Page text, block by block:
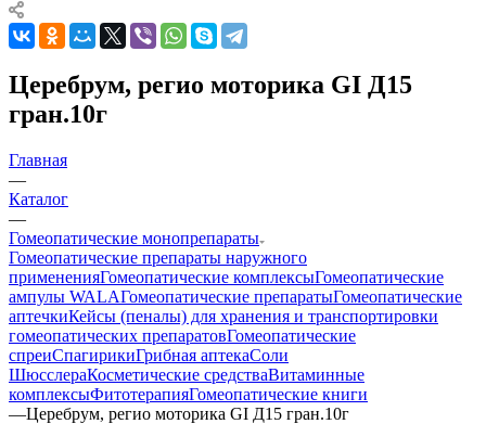
Церебрум, регио моторика GI Д15
гран.10г
Главная
—
Каталог
—
Гомеопатические монопрепараты
Гомеопатические препараты наружного
примененияГомеопатические комплексыГомеопатические
ампулы WALAГомеопатические препаратыГомеопатические
аптечкиКейсы (пеналы) для хранения и транспортировки
гомеопатических препаратовГомеопатические
спреиСпагирикиГрибная аптекаСоли
ШюсслераКосметические средстваВитаминные
комплексыФитотерапияГомеопатические книги
—Церебрум, регио моторика GI Д15 гран.10г